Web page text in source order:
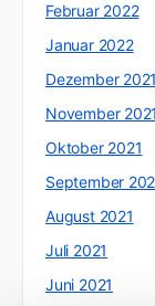
Februar 2022
Januar 2022
Dezember 2021
November 2021
Oktober 2021
September
August 2021
Juli 2021
Juni 2021